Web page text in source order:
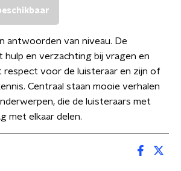
antwoorden van niveau. De
hulp en verzachting bij vragen en
voor de luisteraar en zijn of
Centraal staan mooie verhalen
die de luisteraars met
met elkaar delen.